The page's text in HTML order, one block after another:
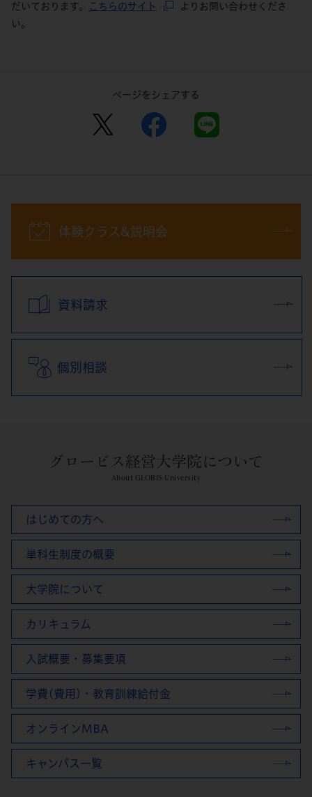
だいております。
こちらのサイト
よりお問い合わせくださ
い。
ページをシェアする
体験クラス&説明会
資料請求
個別相談
グロービス経営大学院について
About GLOBIS University
はじめての方へ
単科生制度の概要
大学院について
カリキュラム
入試概要・募集要項
学費(費用)・教育訓練給付金
オンラインMBA
キャンパス一覧